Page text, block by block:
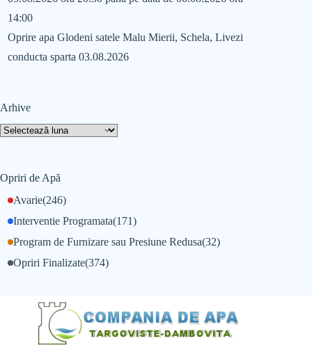
14:00
Oprire apa Glodeni satele Malu Mierii, Schela, Livezi
conducta sparta 03.08.2026
Arhive
Opriri de Apă
Avarie(246)
Interventie Programata(171)
Opriri Finalizate(374)
Program de Furnizare sau Presiune Redusa(32)